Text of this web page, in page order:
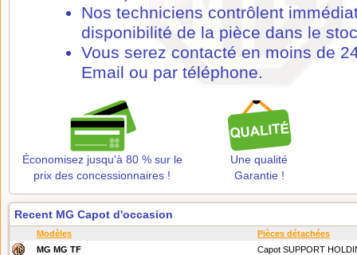
Nos techniciens contrôlent
disponibilité de la pièce dans le
Vous serez contacté en moins de
Email ou par téléphone.
Économisez jusqu'à 80 % sur le
prix des concessionnaires !
Une qualité
Garantie !
Recent MG Capot d'occasion
Modèles
Pièces détachées
MG MG TF
Capot SUPPORT